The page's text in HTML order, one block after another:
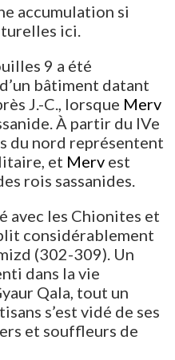
accumulation si
ici.
9 a été
bâtiment datant
J.-C., lorsque Merv
À partir du IVe
du nord représentent
et Merv est
rois sassanides.
avec les Chionites et
considérablement
(302-309). Un
dans la vie
Qala, tout un
s’est vidé de ses
et souffleurs de